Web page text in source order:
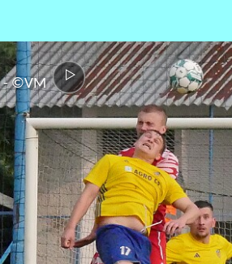
- ©VM